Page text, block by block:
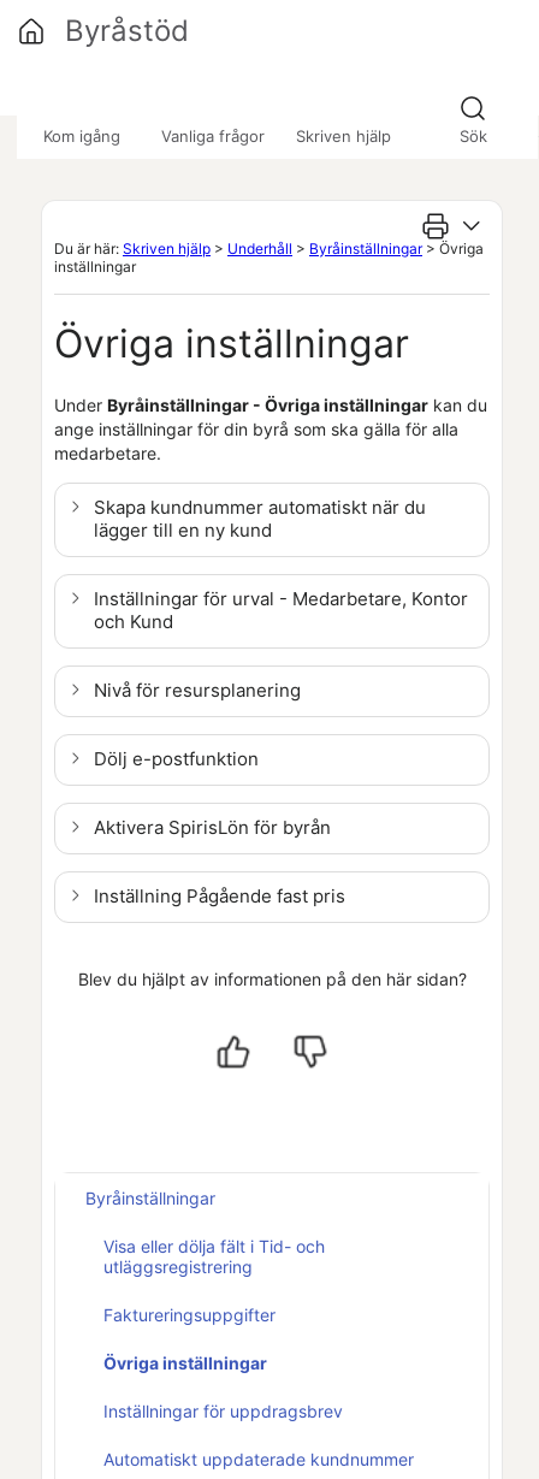
Kom igång Vanliga frågor Skriven hjälp Sök
Byråstöd
Du är här: Skriven hjälp > Underhåll > Byråinställningar> Övriga
inställningar
Övriga inställningar
Under Byråinställningar - Övriga inställningar kan du
ange inställningar för din byrå som ska gälla för alla
medarbetare.
Skapa kundnummer automatiskt när du
lägger till en ny kund
Inställningar för urval - Medarbetare, Kontor
och Kund
Nivå för resursplanering
Dölj e-postfunktion
Aktivera SpirisLön för byrån
Inställning Pågående fast pris
Blev du hjälpt av informationen på den här sidan?
Byråinställningar
Visa eller dölja fält i Tid- och
utläggsregistrering
Faktureringsuppgifter
Övriga inställningar
Inställningar för uppdragsbrev
Automatiskt uppdaterade kundnummer